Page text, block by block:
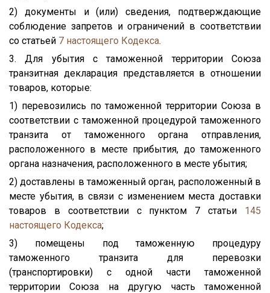
2) документы и (или) сведения, подтверждающие
соблюдение запретов и ограничений в соответствии
со статьей 7 настоящего Кодекса.
3. Для убытия с таможенной территории Союза
транзитная декларация представляется в отношении
товаров, которые:
1) перевозились по таможенной территории Союза в
соответствии с таможенной процедурой таможенного
транзита от таможенного органа отправления,
расположенного в месте прибытия, до таможенного
органа назначения, расположенного в месте убытия;
2) доставлены в таможенный орган, расположенный в
месте убытия, в связи с изменением места доставки
товаров в соответствии с пунктом 7 статьи 145
настоящего Кодекса;
3) помещены под таможенную процедуру
таможенного транзита для перевозки
(транспортировки) с одной части таможенной
территории Союза на другую часть таможенной